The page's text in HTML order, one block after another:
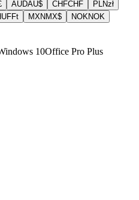
AUDAU$ CHFCHF PLNzł
Ft MXN MX$ NOK NOK
10Office Pro Plus